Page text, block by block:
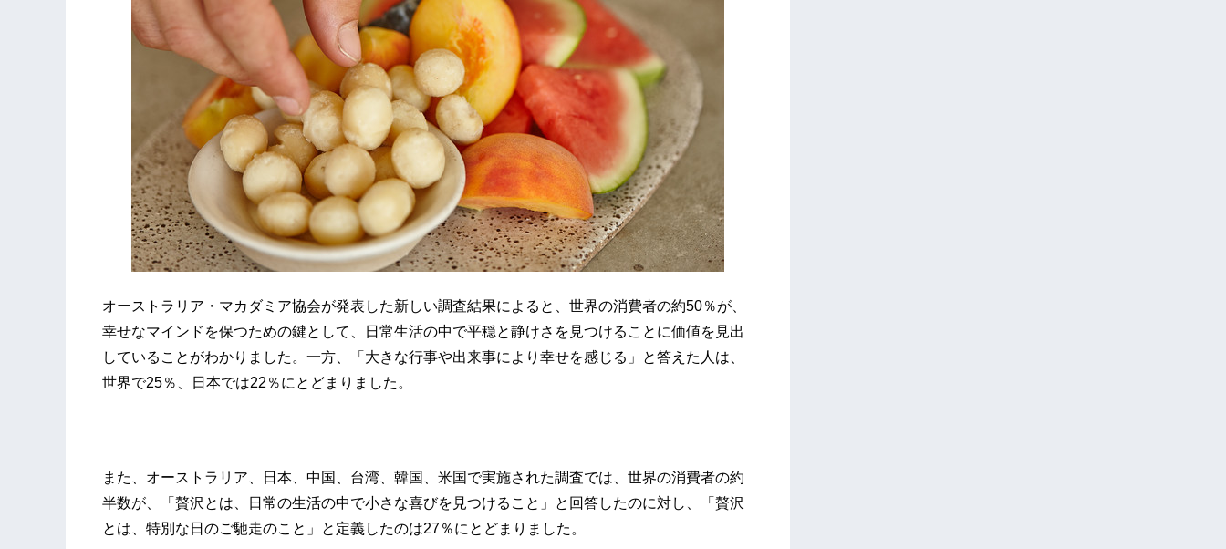
オーストラリア・マカダミア協会が発表した新しい調査結果によると、世界の消費者の約50％が、
幸せなマインドを保つための鍵として、日常生活の中で平穏と静けさを見つけることに価値を見出
していることがわかりました。一方、「大きな行事や出来事により幸せを感じる」と答えた人は、
世界で25％、日本では22％にとどまりました。
また、オーストラリア、日本、中国、台湾、韓国、米国で実施された調査では、世界の消費者の約
半数が、「贅沢とは、日常の生活の中で小さな喜びを見つけること」と回答したのに対し、「贅沢
とは、特別な日のご馳走のこと」と定義したのは27％にとどまりました。